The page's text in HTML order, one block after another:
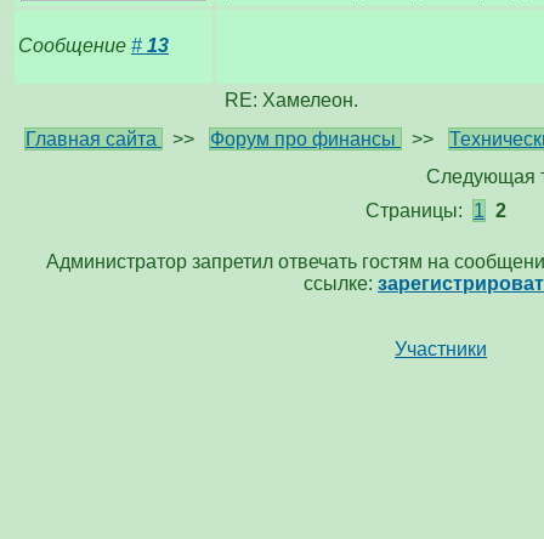
Сообщение # 13
RE: Хамелеон.
Главная сайта
>> Форум про финансы >>
Следующая
Страницы:
1 2
Администратор запретил отвечать гостям на
ссылке:
Участники